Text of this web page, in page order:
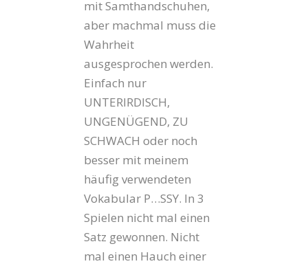
mit Samthandschuhen,
aber machmal muss die
Wahrheit
ausgesprochen werden.
Einfach nur
UNTERIRDISCH,
UNGENÜGEND, ZU
SCHWACH oder noch
besser mit meinem
häufig verwendeten
Vokabular P…SSY. In 3
Spielen nicht mal einen
Satz gewonnen. Nicht
mal einen Hauch einer